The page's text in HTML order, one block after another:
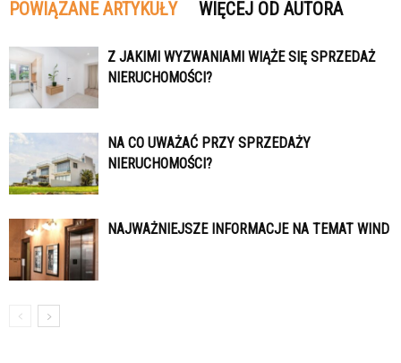
POWIĄZANE ARTYKUŁY WIĘCEJ OD AUTORA
Z JAKIMI WYZWANIAMI WIĄŻE SIĘ SPRZEDAŻ
NIERUCHOMOŚCI?
NA CO UWAŻAĆ PRZY SPRZEDAŻY
NIERUCHOMOŚCI?
NAJWAŻNIEJSZE INFORMACJE NA TEMAT WIND